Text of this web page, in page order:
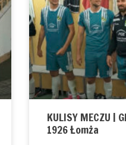
KULISY MECZU |
1926 Łomża